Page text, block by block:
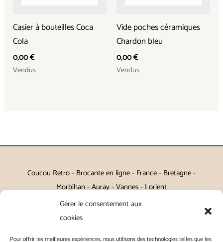
Gérer le consentement aux
cookies
Pour offrir les meilleures expériences, nous utilisons des technologies telles que les
Casier à bouteilles Coca
Cola
0,00€
Vendus
Vide poches céramiques
Chardon bleu
0,00€
Vendus
Coucou Retro - Brocante en ligne - France - Bretagne -
Morbihan - Auray - Vannes - Lorient
Petits meubles, décoration, miroirs, luminaires, Art de la table